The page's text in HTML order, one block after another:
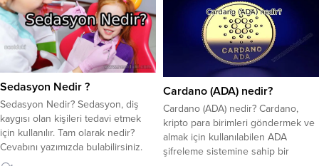
Sedasyon Nedir ?
Sedasyon Nedir? Sedasyon, diş
kaygısı olan kişileri tedavi etmek
için kullanılır. Tam olarak nedir?
Cevabını yazımızda bulabilirsiniz.
Sedasyon veya sakinleştirme tıpta
Cardano (ADA) nedir?
Cardano (ADA) nedir? Cardano,
kripto para birimleri göndermek ve
almak için kullanılabilen ADA
şifreleme sistemine sahip bir